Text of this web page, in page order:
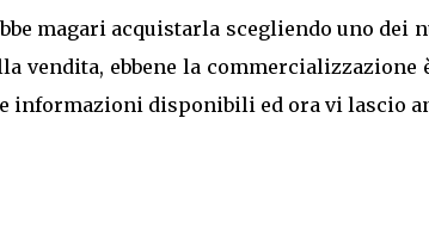
magari acquistarla scegliendo uno dei
vendita, ebbene la commercializzazione
informazioni disponibili ed ora vi lascio